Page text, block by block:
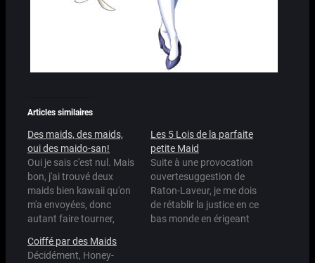
Articles similaires
Des maids, des maids,
oui des maido-san!
Oui je sais c'est nul. Mais
bon, j'ai trouvé deux
maids bien kawaii qu'on
m'a envoyées, donc
autant faire tourner,
Les 5 Lois de la parfaite
petite Maid
Suite à une provocation
ouvertesuggestion de
Raton-Laveur, je me dois
de rétablir la justice en ce
bas monde en érigeant
Coiffé par des Maids
Décidément, Honey-